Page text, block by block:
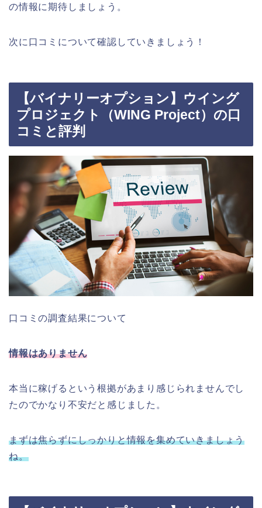
の情報に期待しましょう。
次に口コミについて確認していきましょう！
【バイナリーオプション】ウイング
プロジェクト（WING Project）の口
コミと評判
口コミの調査結果について
情報はありません
本当に稼げるという根拠があまり感じられませんでし
たのでかなり不安だと感じました。
まずは焦らずにしっかりと情報を集めていきましょう
ね。